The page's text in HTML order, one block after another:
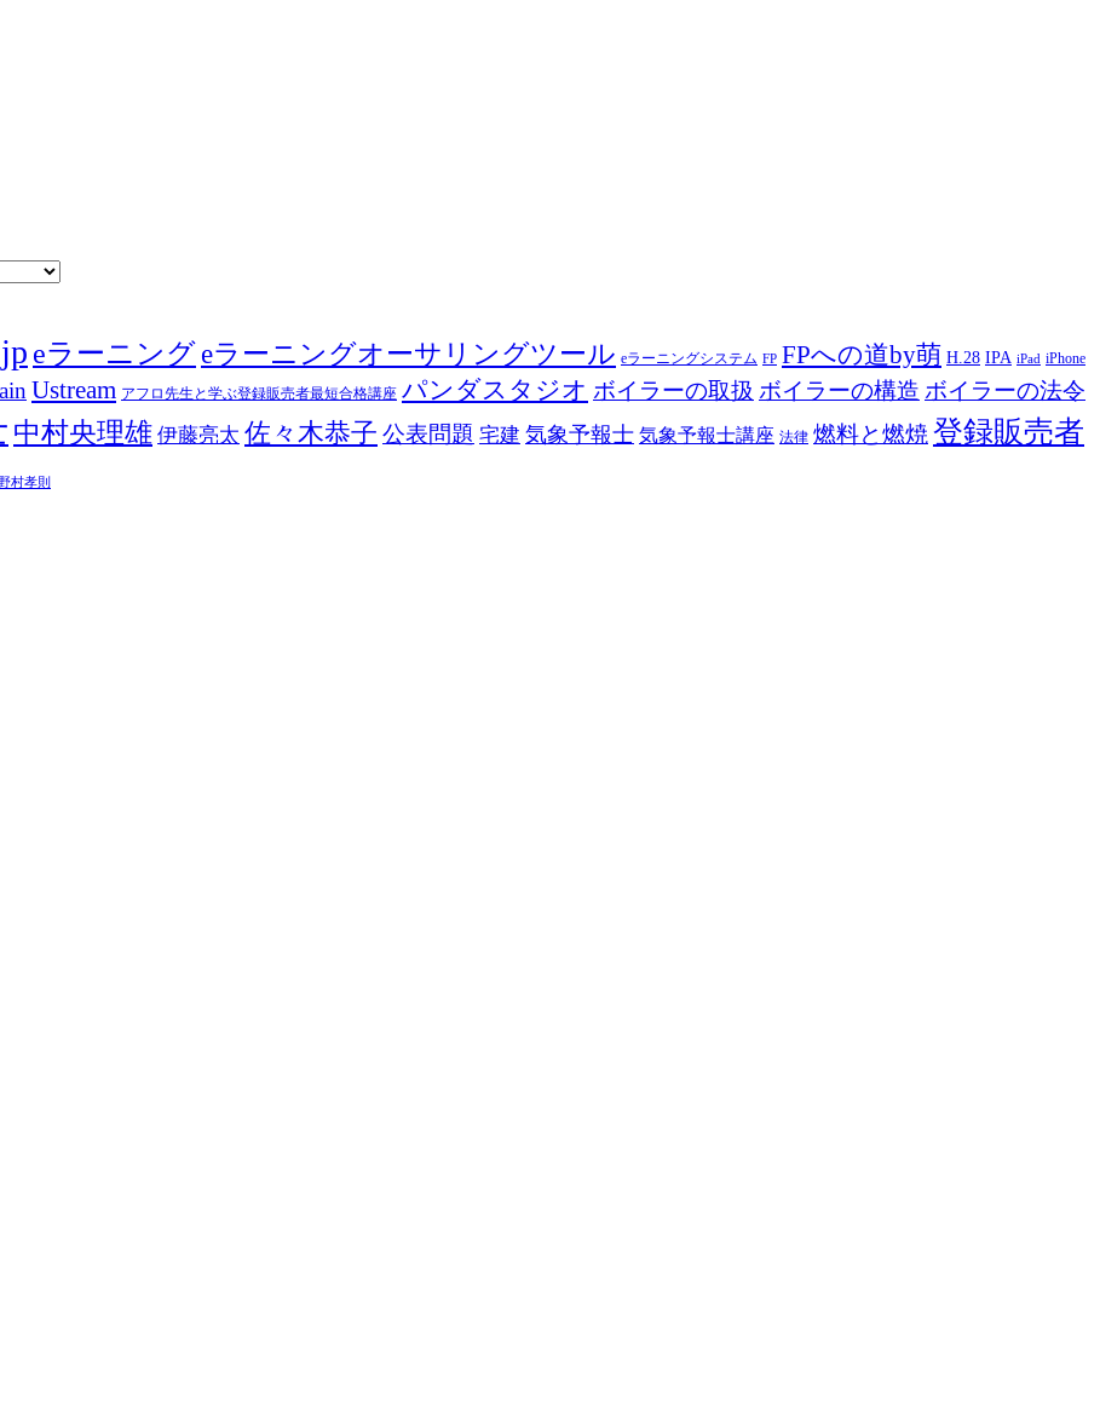
eラーニング eラーニングオーサリングツール eラーニングシステム FP FPへの道by萌 H.28 IPA iPad iPhone
Ustream アフロ先生と学ぶ登録販売者最短合格講座 パンダスタジオ ボイラーの取扱 ボイラーの構造 ボイラーの法令
中村央理雄 伊藤亮太 佐々木恭子 公表問題 宅建 気象予報士 気象予報士講座 法律 燃料と燃焼 登録販売者
村孝則